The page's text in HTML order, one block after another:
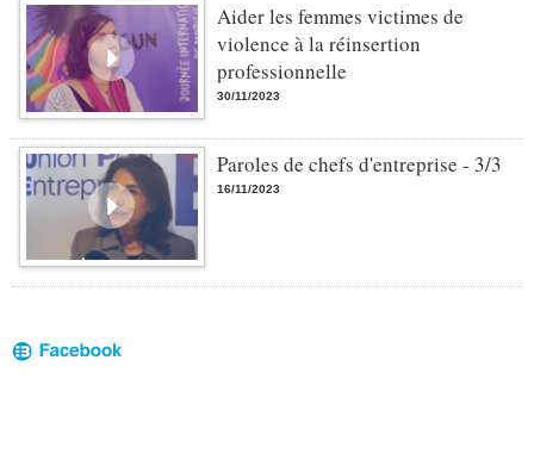
Aider les femmes victimes de
violence à la réinsertion
professionnelle
30/11/2023
Paroles de chefs d'entreprise - 3/3
16/11/2023